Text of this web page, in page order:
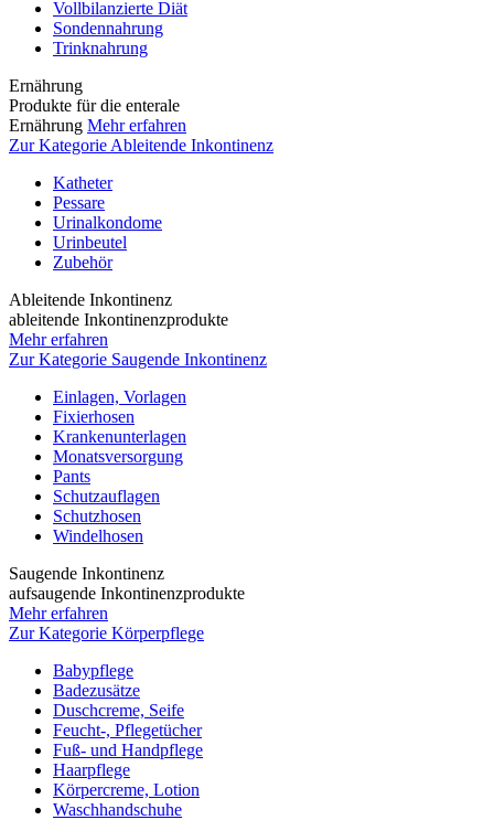
Vollbilanzierte Diät
Sondennahrung
Trinknahrung
Ernährung
Produkte für die enterale
Ernährung Mehr erfahren
Zur Kategorie Ableitende Inkontinenz
Katheter
Pessare
Urinalkondome
Urinbeutel
Zubehör
Ableitende Inkontinenz
ableitende Inkontinenzprodukte
Mehr erfahren
Zur Kategorie Saugende Inkontinenz
Einlagen, Vorlagen
Fixierhosen
Krankenunterlagen
Monatsversorgung
Pants
Schutzauflagen
Schutzhosen
Windelhosen
Saugende Inkontinenz
aufsaugende Inkontinenzprodukte
Mehr erfahren
Zur Kategorie Körperpflege
Babypflege
Badezusätze
Duschcreme, Seife
Feucht-, Pflegetücher
Fuß- und Handpflege
Haarpflege
Körpercreme, Lotion
Waschhandschuhe